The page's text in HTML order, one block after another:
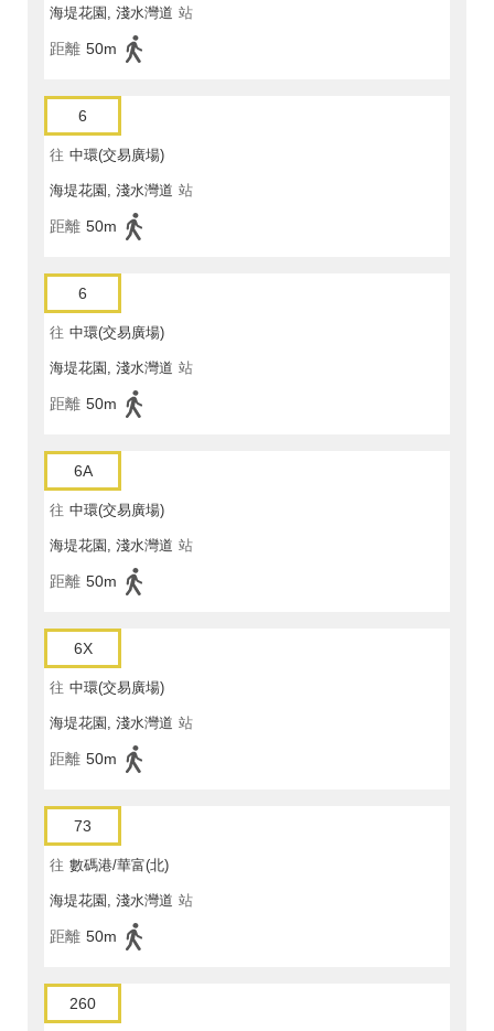
海堤花園, 淺水灣道 站
距離 50m
6
往 中環(交易廣場)
海堤花園, 淺水灣道 站
距離 50m
6
往 中環(交易廣場)
海堤花園, 淺水灣道 站
距離 50m
6A
往 中環(交易廣場)
海堤花園, 淺水灣道 站
距離 50m
6X
往 中環(交易廣場)
海堤花園, 淺水灣道 站
距離 50m
73
往 數碼港/華富(北)
海堤花園, 淺水灣道 站
距離 50m
260